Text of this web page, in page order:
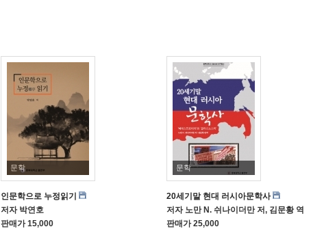
문학
인문학으로 누정읽기
저자박연호
판매가15,000
문학
20세기말 현대 러시아문학사
저자노만 N. 쉬나이더만 저, 김문황 역
판매가25,000